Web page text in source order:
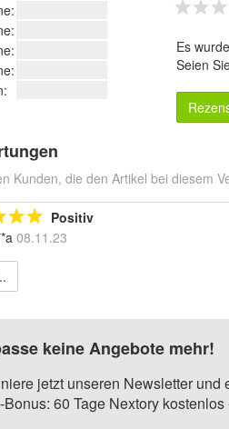
Es
Seien
Kunden, die den Artikel bei diesem
Positiv
08.11.23
keine Angebote mehr!
jetzt unseren Newsletter
Bonus: 60 Tage Nextory